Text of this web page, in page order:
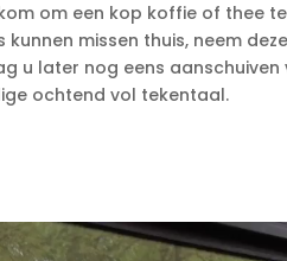
om een kop koffie of thee
missen thuis, neem
u later nog eens
ochtend vol tekentaal.